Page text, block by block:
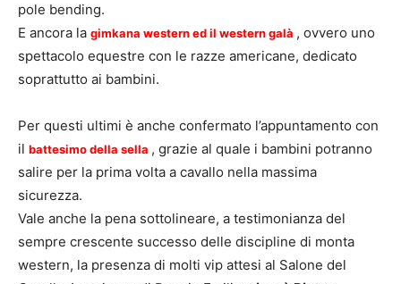
pole bending.
E ancora la gimkana western ed il western galà , ovvero uno
spettacolo equestre con le razze americane, dedicato
soprattutto ai bambini.
Per questi ultimi è anche confermato l’appuntamento con
il battesimo della sella , grazie al quale i bambini potranno
salire per la prima volta a cavallo nella massima
sicurezza.
Vale anche la pena sottolineare, a testimonianza del
sempre crescente successo delle discipline di monta
western, la presenza di molti vip attesi al Salone del